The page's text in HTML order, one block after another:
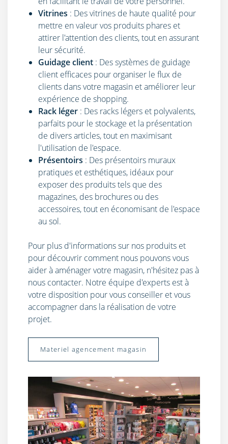
Vitrines : Des vitrines de haute qualité pour
mettre en valeur vos produits phares et
attirer l'attention des clients, tout en assurant
leur sécurité.
Guidageclient : Des systèmes de guidage
client efficaces pour organiser le flux de
clients dans votre magasin et améliorer leur
expérience de shopping.
Rack léger : Des racks légers et polyvalents,
parfaits pour le stockage et la présentation
de divers articles, tout en maximisant
l'utilisation de l'espace.
Présentoirs : Des présentoirs muraux
pratiques et esthétiques, idéaux pour
exposer des produits tels que des
magazines, des brochures ou des
accessoires, tout en économisant de l'espace
au sol.
Pour plus d'informations sur nos produits et
pour découvrir comment nous pouvons vous
aider à aménager votre magasin, n'hésitez pas à
nous contacter. Notre équipe d'experts est à
votre disposition pour vous conseiller et vous
accompagner dans la réalisation de votre
projet.
Materiel agencement magasin